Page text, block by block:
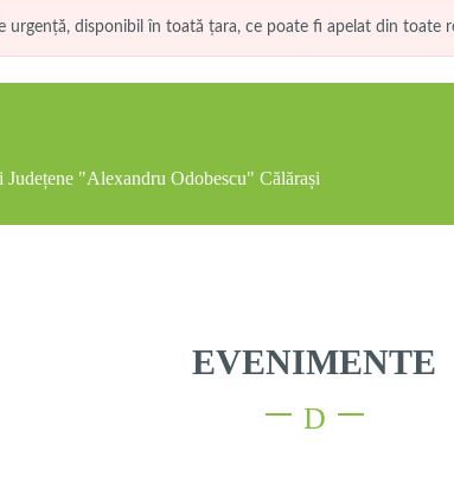
disponibil în toată țara, ce poate fi apelat din toate
"Alexandru Odobescu" Călărași
EVENIMENTE